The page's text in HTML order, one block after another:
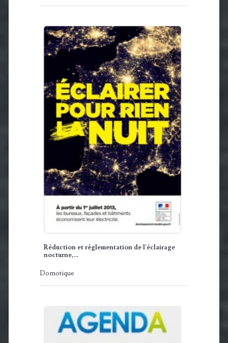
Réduction et réglementation de l'éclairage
nocturne,…
Domotique